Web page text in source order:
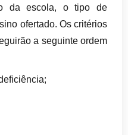
da escola, o tipo de
ofertado. Os critérios
a seguinte ordem